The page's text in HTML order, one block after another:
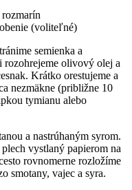
(voliteľné)
semienka a
rozohrejeme olivový olej a
Krátko orestujeme a
nezmäkne (približne 10
tymianu alebo
a nastrúhaným syrom.
vystlaný papierom na
rovnomerne rozložíme
smotany, vajec a syra.